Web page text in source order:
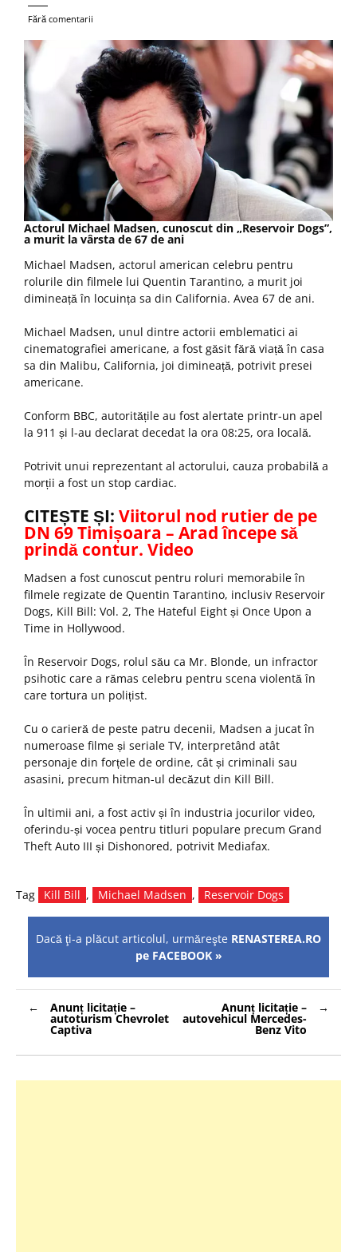
Fără comentarii
Actorul Michael Madsen, cunoscut din „Reservoir Dogs”,
a murit la vârsta de 67 de ani
Michael Madsen, actorul american celebru pentru
rolurile din filmele lui Quentin Tarantino, a murit joi
dimineață în locuința sa din California. Avea 67 de ani.
Michael Madsen, unul dintre actorii emblematici ai
cinematografiei americane, a fost găsit fără viață în casa
sa din Malibu, California, joi dimineață, potrivit presei
americane.
Conform BBC, autoritățile au fost alertate printr-un apel
la 911 și l-au declarat decedat la ora 08:25, ora locală.
Potrivit unui reprezentant al actorului, cauza probabilă a
morții a fost un stop cardiac.
CITEȘTE ȘI: Viitorul nod rutier de pe
DN 69 Timișoara – Arad începe să
prindă contur. Video
Madsen a fost cunoscut pentru roluri memorabile în
filmele regizate de Quentin Tarantino, inclusiv Reservoir
Dogs, Kill Bill: Vol. 2, The Hateful Eight și Once Upon a
Time in Hollywood.
În Reservoir Dogs, rolul său ca Mr. Blonde, un infractor
psihotic care a rămas celebru pentru scena violentă în
care tortura un polițist.
Cu o carieră de peste patru decenii, Madsen a jucat în
numeroase filme și seriale TV, interpretând atât
personaje din forțele de ordine, cât și criminali sau
asasini, precum hitman-ul decăzut din Kill Bill.
În ultimii ani, a fost activ și în industria jocurilor video,
oferindu-și vocea pentru titluri populare precum Grand
Theft Auto III și Dishonored, potrivit Mediafax.
Tag Kill Bill , Michael Madsen , Reservoir Dogs
Dacă ţi-a plăcut articolul, urmăreşte RENASTEREA.RO
pe FACEBOOK »
Navigare
în
articole
Anunț licitație –
autoturism Chevrolet
Captiva
Anunț licitație –
autovehicul Mercedes-
Benz Vito